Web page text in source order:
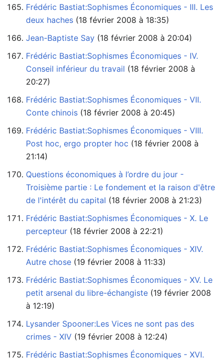
Frédéric Bastiat:Sophismes Économiques - III. Les
deux haches ‏‎ (18 février 2008 à 18:35)
Jean-Baptiste Say ‏‎ (18 février 2008 à 20:04)
Frédéric Bastiat:Sophismes Économiques - IV.
Conseil inférieur du travail
20:27)
Frédéric Bastiat:Sophismes Économiques - VII.
Conte chinois ‏‎ (18 février 2008 à 20:45)
Frédéric Bastiat:Sophismes Économiques - VIII.
Post hoc, ergo propter hoc
21:14)
Questions économiques à l’ordre du jour -
Troisième partie : Le fondement et la raison d'être
de l'intérêt du capital ‏‎ (18 février 2008 à 21:23)
Frédéric Bastiat:Sophismes Économiques - X. Le
percepteur ‏‎ (18 février 2008 à 22:21)
Frédéric Bastiat:Sophismes Économiques - XIV.
Autre chose ‏‎ (19 février 2008 à 11:33)
Frédéric Bastiat:Sophismes Économiques - XV. Le
petit arsenal du libre-échangiste
à 12:19)
Lysander Spooner:Les Vices ne sont pas des
crimes - XIV ‏‎ (19 février 2008 à 12:24)
Frédéric Bastiat:Sophismes Économiques - XVI.